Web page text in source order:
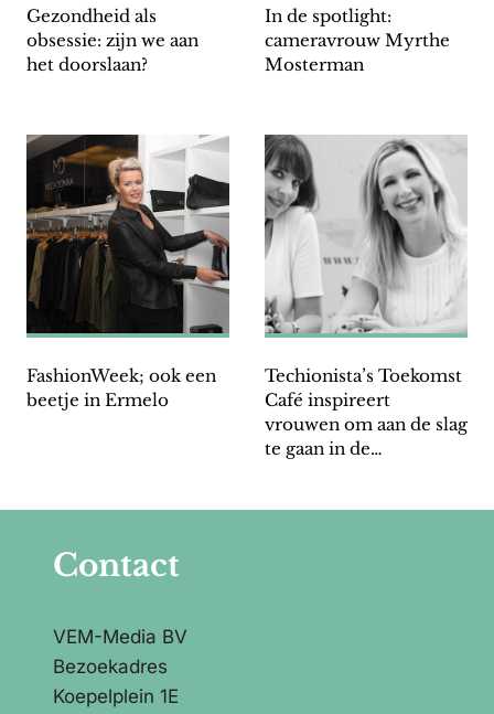
Gezondheid als
obsessie: zijn we aan
het doorslaan?
In de spotlight:
cameravrouw Myrthe
Mosterman
FashionWeek; ook een
beetje in Ermelo
Techionista’s Toekomst
Café inspireert
vrouwen om aan de slag
te gaan in de
Contact
VEM-Media BV
Bezoekadres
Koepelplein 1E